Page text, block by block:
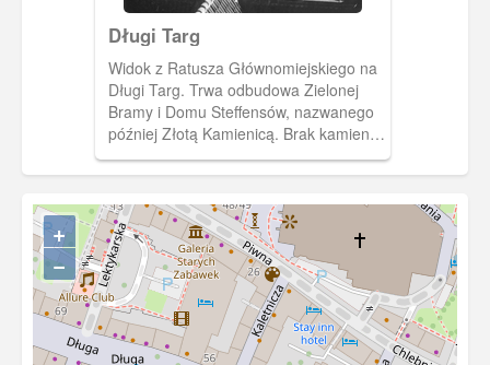
Długi Targ
Widok z Ratusza Głównomiejskiego na
Długi Targ. Trwa odbudowa Zielonej
Bramy i Domu Steffensów, nazwanego
później Złotą Kamienicą. Brak kamienic
w pierzei Długiego Targu przy styku z
ul. Powroźniczą jak i na niej samej, tu
odbudowa nastąpi dopiero w latach 70-
tych.
+
−